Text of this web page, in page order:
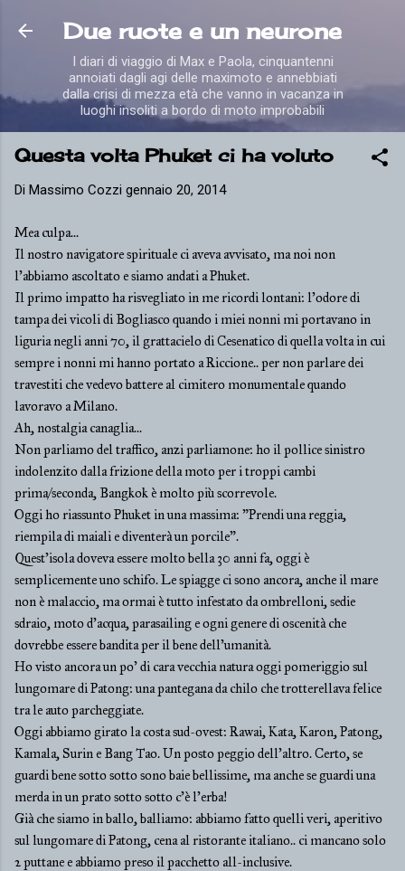
Passa ai contenuti principali
Due ruote e un neurone
I diari di viaggio di Max e Paola, cinquantenni
annoiati dagli agi delle maximoto e annebbiati
dalla crisi di mezza età che vanno in vacanza in
luoghi insoliti a bordo di moto improbabili
Questa volta Phuket ci ha voluto
Di Massimo Cozzi gennaio 20, 2014
Mea culpa...
Il nostro navigatore spirituale ci aveva avvisato, ma noi non
l'abbiamo ascoltato e siamo andati a Phuket.
Il primo impatto ha risvegliato in me ricordi lontani: l'odore di
tampa dei vicoli di Bogliasco quando i miei nonni mi portavano in
liguria negli anni 70, il grattacielo di Cesenatico di quella volta in cui
sempre i nonni mi hanno portato a Riccione.. per non parlare dei
travestiti che vedevo battere al cimitero monumentale quando
lavoravo a Milano.
Ah, nostalgia canaglia...
Non parliamo del traffico, anzi parliamone: ho il pollice sinistro
indolenzito dalla frizione della moto per i troppi cambi
prima/seconda, Bangkok è molto più scorrevole.
Oggi ho riassunto Phuket in una massima: "Prendi una reggia,
riempila di maiali e diventerà un porcile".
Quest'isola doveva essere molto bella 30 anni fa, oggi è
semplicemente uno schifo. Le spiagge ci sono ancora, anche il mare
non è malaccio, ma ormai è tutto infestato da ombrelloni, sedie
sdraio, moto d'acqua, parasailing e ogni genere di oscenità che
dovrebbe essere bandita per il bene dell'umanità.
Ho visto ancora un po' di cara vecchia natura oggi pomeriggio sul
lungomare di Patong: una pantegana da chilo che trotterellava felice
tra le auto parcheggiate.
Oggi abbiamo girato la costa sud-ovest: Rawai, Kata, Karon, Patong,
Kamala, Surin e Bang Tao. Un posto peggio dell'altro. Certo, se
guardi bene sotto sotto sono baie bellissime, ma anche se guardi una
merda in un prato sotto sotto c'è l'erba!
Già che siamo in ballo, balliamo: abbiamo fatto quelli veri, aperitivo
sul lungomare di Patong, cena al ristorante italiano.. ci mancano solo
2 puttane e abbiamo preso il pacchetto all-inclusive.